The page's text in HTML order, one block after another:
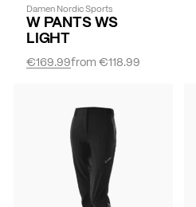
Damen Nordic Sports
W PANTS WS
LIGHT
from€118.99
€169.99